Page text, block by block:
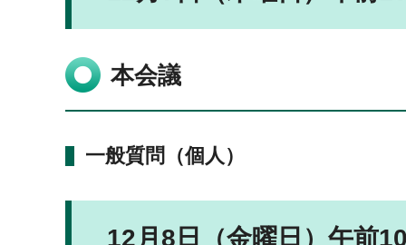
本会議
一般質問（個人）
12月8日（金曜日）午前